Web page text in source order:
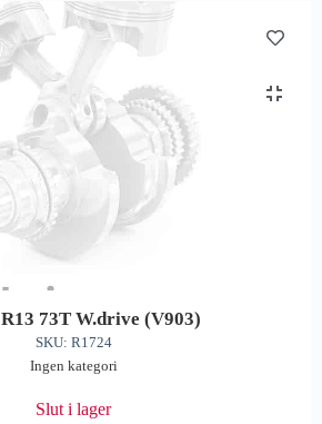
73T W.drive (V903)
SKU: R1724
Ingen kategori
Slut i lager